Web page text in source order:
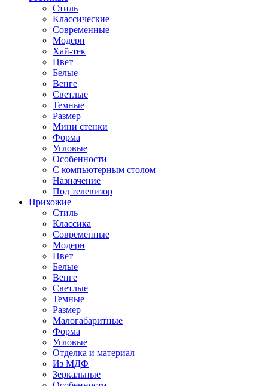
Стиль
Классические
Современные
Модерн
Хай-тек
Цвет
Белые
Венге
Светлые
Темные
Размер
Мини стенки
Форма
Угловые
Особенности
С компьютерным столом
Назначение
Под телевизор
Прихожие
Стиль
Классика
Современные
Модерн
Цвет
Белые
Венге
Светлые
Темные
Размер
Малогабаритные
Форма
Угловые
Отделка и материал
Из МДФ
Зеркальные